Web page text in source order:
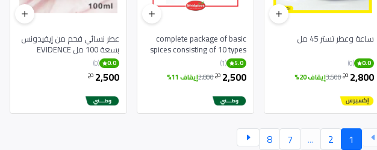
ساعة وعطر تستر 45 مل
0.0
(0)
2,800 دج3,500إيقاف 20%
complete package of basic
spices consisting of 10 types
5.0
(1)
2,500 دج2,800إيقاف 11%
عطر نسائي فخم من إيفيدونس
بسعة 100 مل EVIDENCE
Parfum Pour Femme 100 ml
0.0
(0)
2,500 دج
1
2
...
7
8